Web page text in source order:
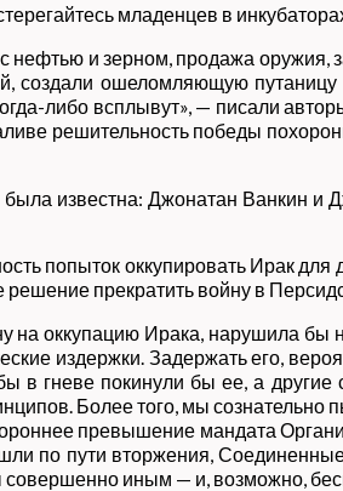
младенцев в
нефтью и зерном, продажа
создали ошеломляющую
либо всплывут», — писали
решительность победы
известна: Джонатан Ванкин
попыток оккупировать Ирак
прекратить войну в
на оккупацию Ирака, нарушила
издержки. Задержать его,
в гневе покинули бы ее, а
Более того, мы
превышение мандата
по пути вторжения,
иным — и, возможно,